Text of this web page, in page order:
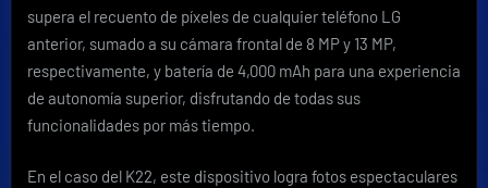
supera el recuento de píxeles de cualquier teléfono LG
anterior, sumado a su cámara frontal de 8 MP y 13 MP,
respectivamente, y batería de 4,000 mAh para una experiencia
de autonomía superior, disfrutando de todas sus
funcionalidades por más tiempo.
En el caso del K22, este dispositivo logra fotos espectaculares